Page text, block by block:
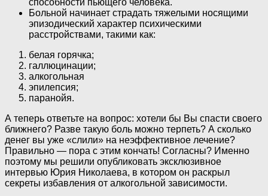
способности пьющего человека.
Больной начинает страдать тяжелыми носящими
эпизодический характер психическими
расстройствами, такими как:
белая горячка;
галлюцинации;
алкогольная
эпилепсия;
паранойя.
А теперь ответьте на вопрос: хотели бы Вы спасти своего
ближнего? Разве такую боль можно терпеть? А сколько
денег вы уже «слили» на неэффективное лечение?
Правильно — пора с этим кончать! Согласны? Именно
поэтому мы решили опубликовать эксклюзивное
интервью Юрия Николаева, в котором он раскрыл
секреты избавления от алкогольной зависимости.